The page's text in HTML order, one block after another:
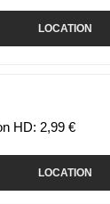
LOCATION
HD: 2,99 €
LOCATION